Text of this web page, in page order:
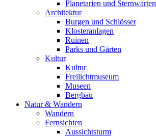
Planetarien und Sternwarten
Architektur
Burgen und Schlösser
Klosteranlagen
Ruinen
Parks und Gärten
Kultur
Kultur
Freilichtmuseum
Museen
Bergbau
Natur & Wandern
Wandern
Fernsichten
Aussichtsturm